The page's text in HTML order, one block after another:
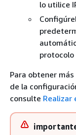
lo utilice
Para obtener
de la
consulte Realizar